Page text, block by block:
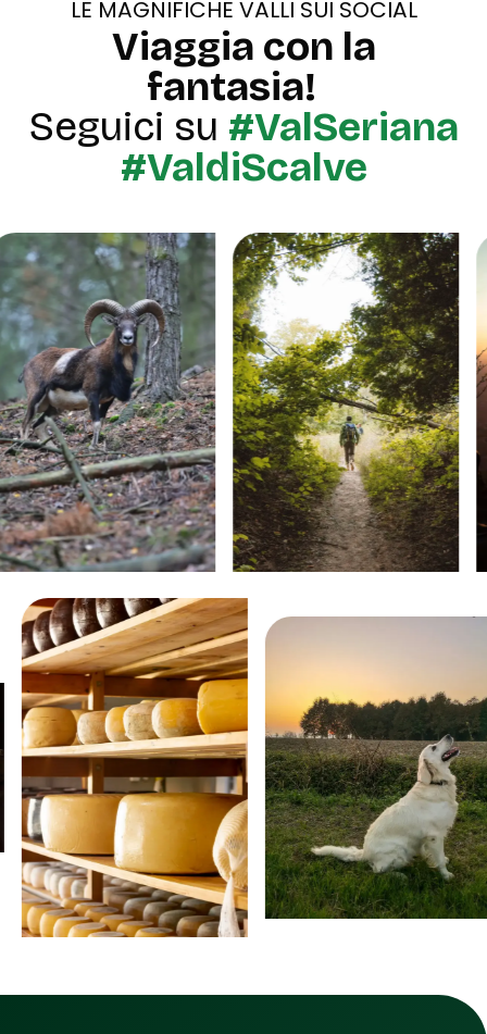
LE MAGNIFICHE VALLI SUI SOCIAL
Viaggia con la
fantasia!
Seguici su #ValSeriana
#ValdiScalve